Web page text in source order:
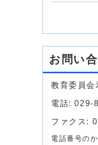
お問い
教育委員会
電話: 029-
ファクス:
電話番号の